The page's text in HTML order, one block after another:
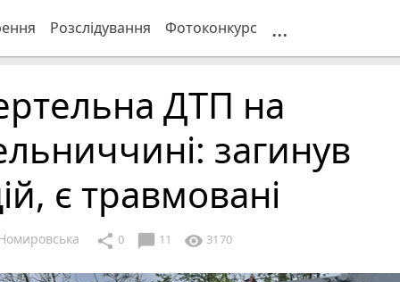
Розслідування Фотоконкурс ...
ДТП на
загинув
є травмовані
share 0 chat_bubble 11 visibility 3170